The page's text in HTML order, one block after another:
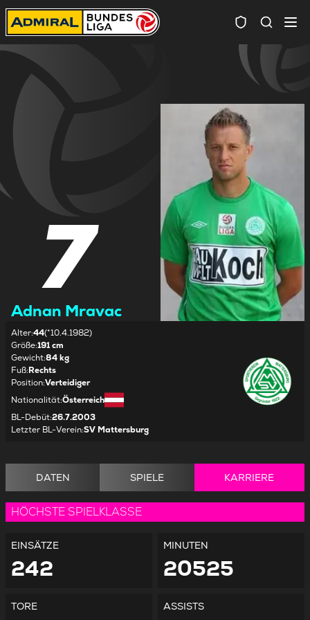
7
Adnan Mravac
Alter:44(*10.4.1982)
Größe:191 cm
Gewicht:84 kg
Fuß:Rechts
Position:Verteidiger
Nationalität:Österreich
BL-Debüt:26.7.2003
Letzter BL-Verein:SV Mattersburg
DATEN SPIELE KARRIERE
HÖCHSTE SPIELKLASSE
EINSÄTZE
242
MINUTEN
20525
TORE ASSISTS